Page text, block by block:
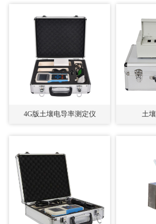
4G版土壤电导率测定仪 土